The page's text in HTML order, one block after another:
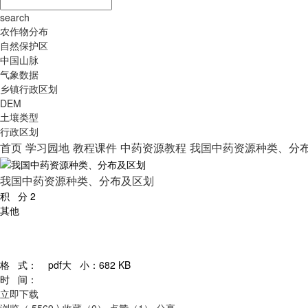
search
农作物分布
自然保护区
中国山脉
气象数据
乡镇行政区划
DEM
土壤类型
行政区划
首页 学习园地 教程课件 中药资源教程 我国中药资源种类、分
我国中药资源种类、分布及区划
积 分 2
其他
格 式： pdf大 小： 682 KB
时 间：
立即下载